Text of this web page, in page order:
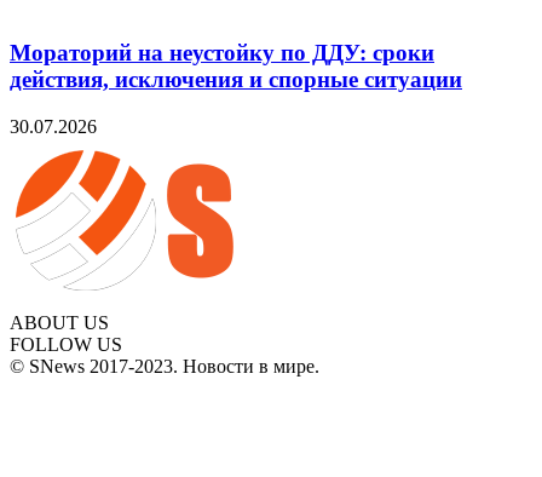
Мораторий на неустойку по ДДУ: сроки
действия, исключения и спорные ситуации
30.07.2026
ABOUT US
FOLLOW US
© SNews 2017-2023. Новости в мире.